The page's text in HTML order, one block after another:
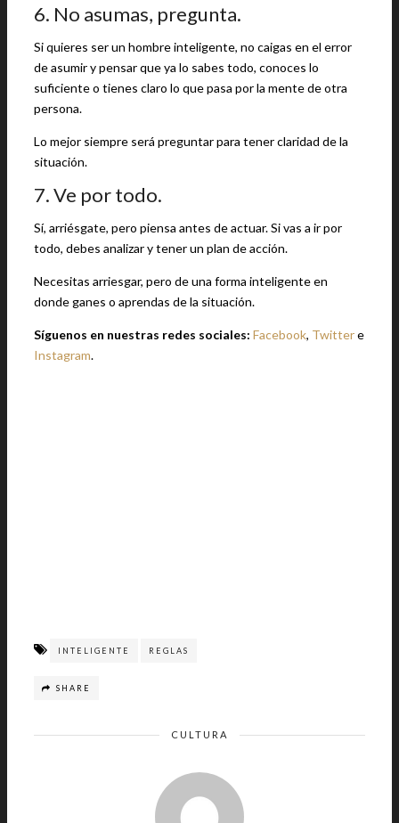
6. No asumas, pregunta.
Si quieres ser un hombre inteligente, no caigas en el error
de asumir y pensar que ya lo sabes todo, conoces lo
suficiente o tienes claro lo que pasa por la mente de otra
persona.
Lo mejor siempre será preguntar para tener claridad de la
situación.
7. Ve por todo.
Sí, arriésgate, pero piensa antes de actuar. Si vas a ir por
todo, debes analizar y tener un plan de acción.
Necesitas arriesgar, pero de una forma inteligente en
donde ganes o aprendas de la situación.
Síguenos en nuestras redes sociales: Facebook, Twittere
Instagram.
INTELIGENTE REGLAS
SHARE
CULTURA